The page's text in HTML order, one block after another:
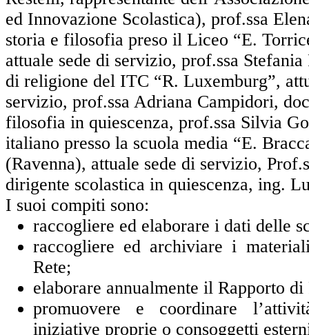
ed Innovazione Scolastica), prof.ssa
storia e filosofia preso il Liceo “E.
attuale sede di servizio, prof.ssa Stefania
di religione del ITC “R. Luxemburg”,
servizio, prof.ssa Adriana Campidori,
filosofia in quiescenza, prof.ssa Silvia
italiano presso la scuola media “E.
(Ravenna), attuale sede di servizio,
dirigente scolastica in quiescenza, ing.
I suoi compiti sono:
raccogliere ed elaborare i dati delle
raccogliere ed archiviare i
Rete;
elaborare annualmente il Rapporto di
promuovere e coordinare
iniziative proprie o consoggetti